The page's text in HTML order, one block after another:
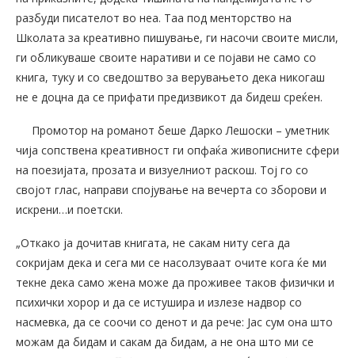
разбуди писателот во неа. Таа под менторство на
Школата за креативно пишување, ги насочи своите мисли,
ги обликуваше своите наративи и се појави не само со
книга, туку и со сведоштво за верувањето дека никогаш
не е доцна да се прифати предизвикот да бидеш среќен.
Промотор на романот беше Дарко Лешоски – уметник
чија сопствена креативност ги опфаќа живописните сфери
на поезијата, прозата и визуелниот раскош. Тој го со
својот глас, направи спојување на вечерта со зборови и
искрени…и поетски.
„Откако ја дочитав книгата, не сакам ниту сега да
сокријам дека и сега ми се насолзуваат очите кога ќе ми
текне дека само жена може да проживее таков физички и
психички хорор и да се истушира и излезе надвор со
насмевка, да се соочи со денот и да рече: Јас сум она што
можам да бидам и сакам да бидам, а не она што ми се